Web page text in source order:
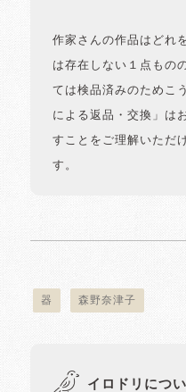
作家さんの作品はどれ
は存在しない１点もの
ては検品済みのためこ
による返品・交換」は
すことをご理解いただ
す。
器 森野奈津子
イロドリにつ